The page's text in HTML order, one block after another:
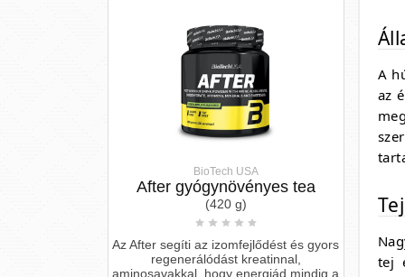
BioTech USA
BCAA és glutamin zero
(480 g)
BCAA és glutamin együttes erejével
támogasd izmaidat a maximumra, gát
A
az
tej